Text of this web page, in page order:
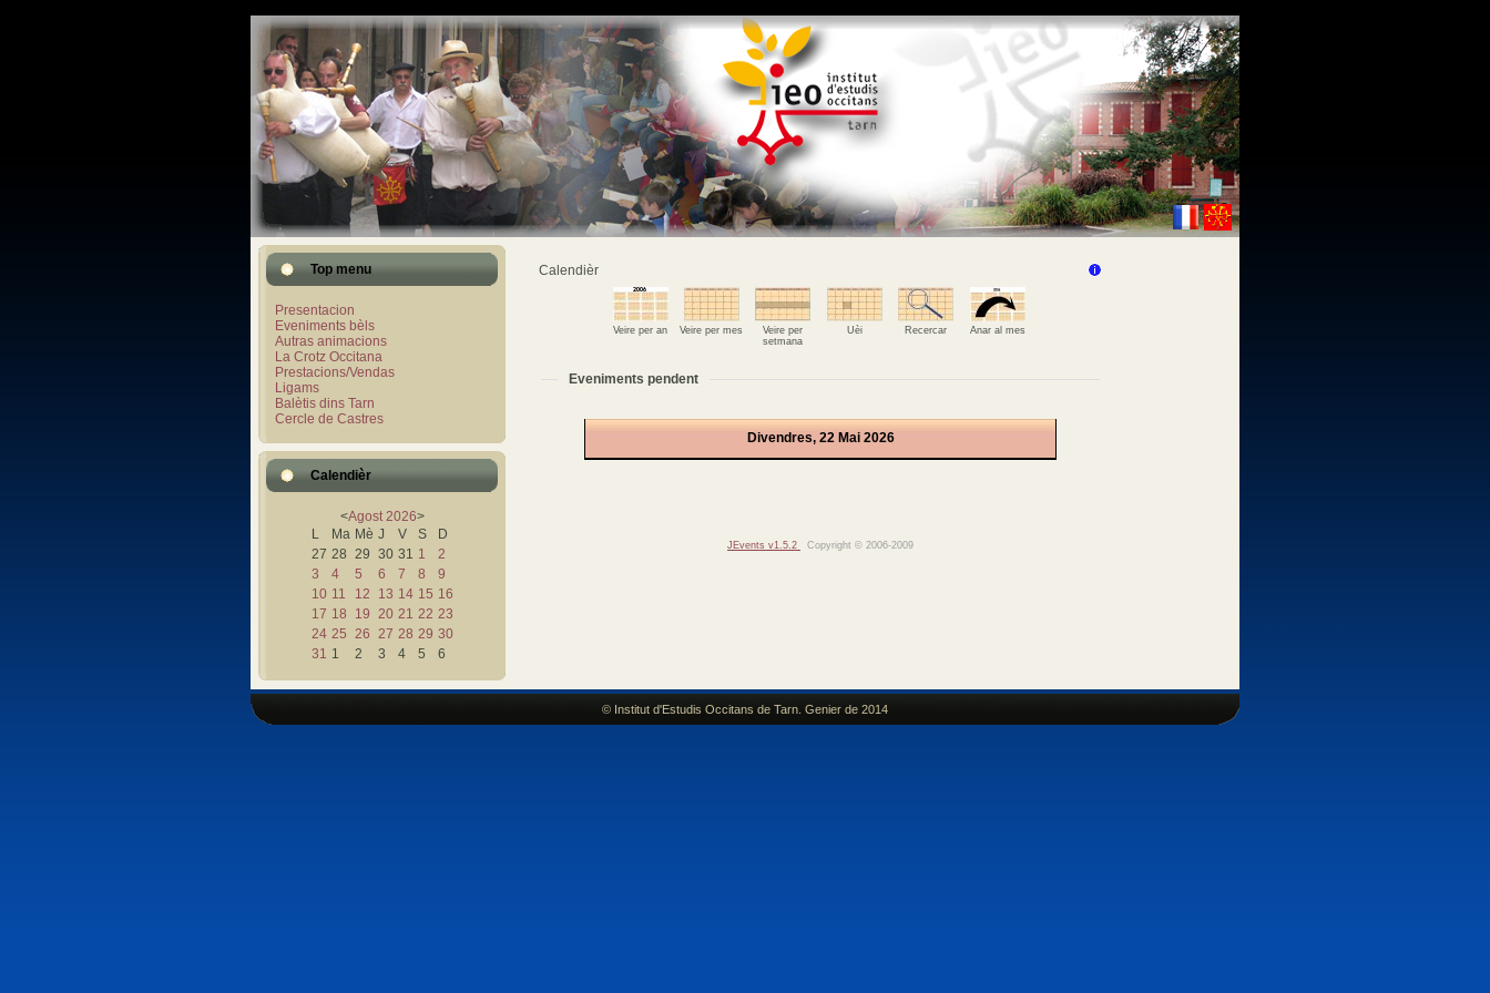
Top menu
Presentacion
Eveniments bèls
Autras animacions
La Crotz Occitana
Prestacions/Vendas
Ligams
Balètis dins Tarn
Cercle de Castres
Calendièr
<Agost 2026>
L
Ma Mè J V S
D
27 28 29 30 31 1
2
3
4 5 6 7 8
9
10 11 12 13 14 15 16
17 18 19 20 21 22 23
24 25 26 27 28 29 30
31 1 2 3 4 5 6
Calendièr
Veire per an Veire per mes
Veire per
setmana
Uèi Recercar Anar al mes
Eveniments pendent
Divendres, 22 Mai 2026
JEvents v1.5.2 Copyright © 2006-2009
© Institut d'Estudis Occitans de Tarn. Genier de 2014